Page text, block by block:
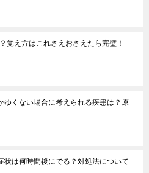
覚え方はこれさえおさえたら完璧！
ゆくない場合に考えられる疾患は？原
状は何時間後にでる？対処法について